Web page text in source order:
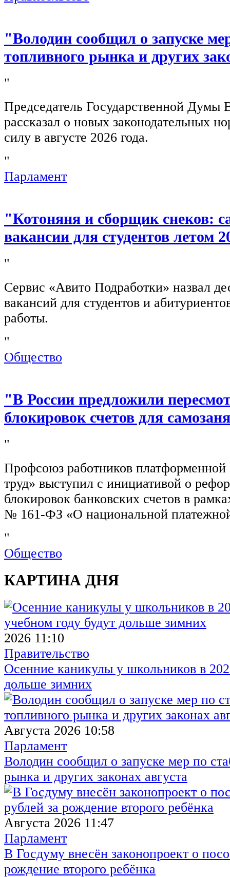
"Володин сообщил о запуске
топливного рынка и других
"
Председатель Государственной Думы
рассказал о новых законодательных
силу в августе 2026 года.
"
Парламент
"Котоняня и сборщик снеков:
вакансии для студентов летом
"
Сервис «Авито Подработки» назвал
вакансий для студентов и
работы.
"
Общество
"В России предложили
блокировок счетов для
"
Профсоюз работников
труд» выступил с инициативой о
блокировок банковских счетов в
№ 161-ФЗ «О национальной
"
Общество
КАРТИНА ДНЯ
2026 11:10
Правительство
Осенние каникулы у школьников в
дольше зимних
Августа 2026 10:58
Парламент
Володин сообщил о запуске мер по
рынка и других законах августа
Августа 2026 11:47
Парламент
В Госдуму внесён законопроект о
рождение второго ребёнка